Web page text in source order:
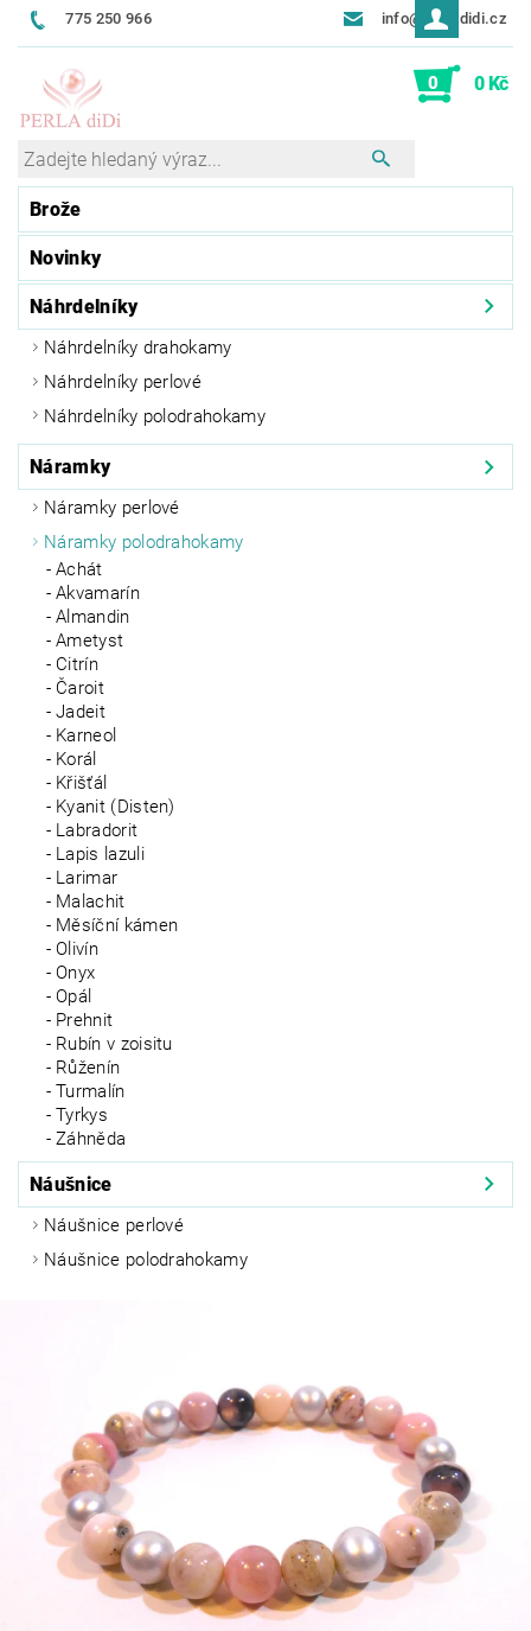
775 250 966 info@perladidi.cz
0 0 Kč
Brože
Náhrdelníky
Náhrdelníky drahokamy
Náhrdelníky perlové
Náhrdelníky polodrahokamy
Náramky
Náramky perlové
Náramky polodrahokamy
Achát
Akvamarín
Almandin
Ametyst
Citrín
Čaroit
Jadeit
Karneol
Korál
Křišťál
Kyanit (Disten)
Labradorit
Lapis lazuli
Larimar
Malachit
Měsíční kámen
Olivín
Onyx
Opál
Prehnit
Rubín v zoisitu
Růženín
Turmalín
Tyrkys
Záhněda
Náušnice
Náušnice perlové
Náušnice polodrahokamy
Novinky